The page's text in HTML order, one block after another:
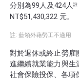
分別為99人及424人 註
NT$51,430,322 元。
註: 藍領外藉勞工不適用
對於退休或終止勞雇
進繼續就業能力與生
社會保險投保、各項